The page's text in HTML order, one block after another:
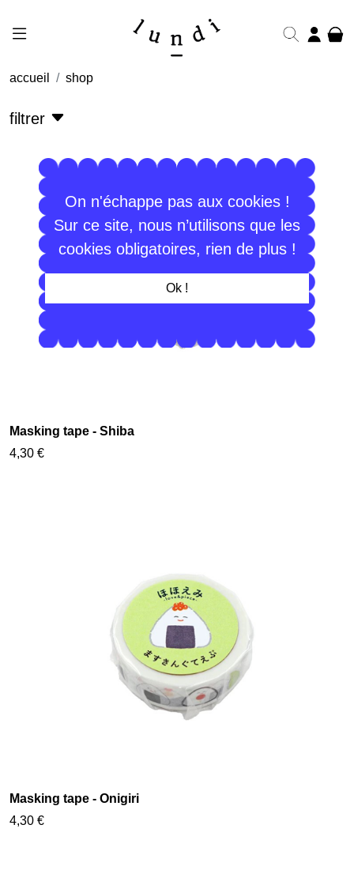
On n'échappe pas aux cookies !
Sur ce site, nous n’utilisons que les
cookies obligatoires, rien de plus !
Ok !
accueil shop
filtrer
Masking tape - Shiba
4,30 €
Masking tape - Onigiri
4,30 €